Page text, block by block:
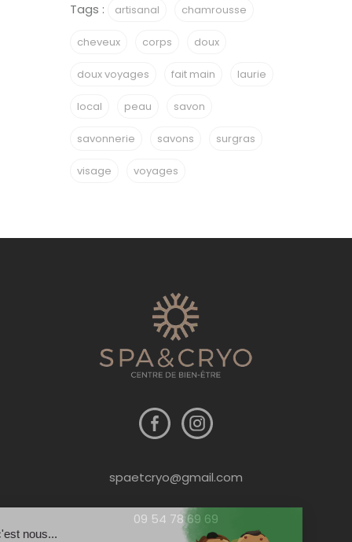
Tags : artisanal chamrousse
cheveux corps doux
doux voyages fait main laurie
local peau savon
savonnerie savons surgras
visage voyages
spaetcryo@gmail.com
09 54 78 69 69